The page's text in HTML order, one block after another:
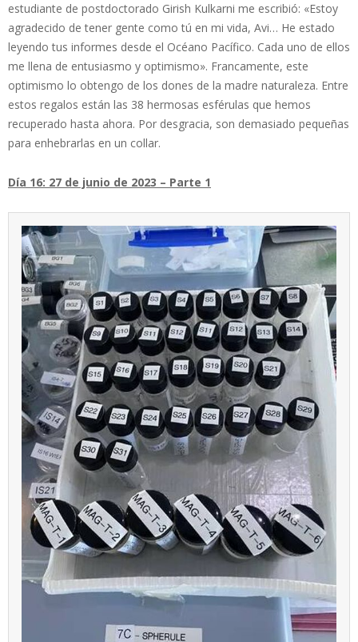
estudiante de postdoctorado Girish Kulkarni me escribió: «Estoy
agradecido de tener gente como tú en mi vida, Avi… He estado
leyendo tus informes desde el Océano Pacífico. Cada uno de ellos
me llena de entusiasmo y optimismo». Francamente, este
optimismo lo obtengo de los dones de la madre naturaleza. Entre
estos regalos están las 38 hermosas esférulas que hemos
recuperado hasta ahora. Por desgracia, son demasiado pequeñas
para enhebrarlas en un collar.
Día 16: 27 de junio de 2023 – Parte 1